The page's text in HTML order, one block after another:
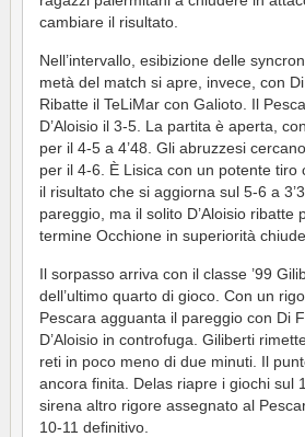
cambiare il risultato.
Nell’intervallo, esibizione delle
metà del match si apre, invece, con
Ribatte il TeLiMar con Galioto. Il
D’Aloisio il 3-5. La partita è aperta,
per il 4-5 a 4’48. Gli abruzzesi
per il 4-6. È Lisica con un potente
il risultato che si aggiorna sul 5-6 a
pareggio, ma il solito D’Aloisio ribatte
termine Occhione in superiorità
Il sorpasso arriva con il classe ’99
dell’ultimo quarto di gioco. Con un
Pescara agguanta il pareggio con Di
D’Aloisio in controfuga. Giliberti
reti in poco meno di due minuti. Il
ancora finita. Delas riapre i giochi sul
sirena altro rigore assegnato al
10-11 definitivo.